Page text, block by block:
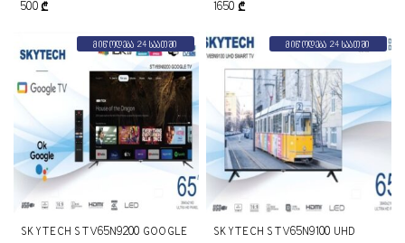
500₾
1650 ₾
მიწოდება 24 საათში
SKYTECH STV65N9200 GOOGLE
მიწოდება 24 საათში
SKYTECH STV65N9100 UHD